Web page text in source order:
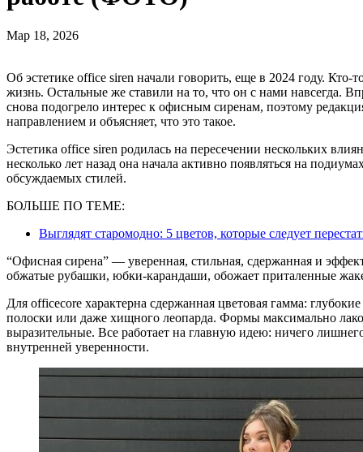
Мар 18, 2026
Об эстетике office siren начали говорить, еще в 2024 году. Кто-то предсказывал этому модному тренду недолгую
жизнь. Остальные же ставили на то, что он с нами навсегда.
снова подогрело интерес к офисным сиренам, поэтому
направлением и объясняет, что это такое.
Эстетика office siren родилась на пересечении нескольких
несколько лет назад она начала активно появляться на
обсуждаемых стилей.
БОЛЬШЕ ПО ТЕМЕ:
Выглядят старомодно: 5 цветов, которые следует
“Офисная сирена” — уверенная, стильная, сдержанная и
обжатые рубашки, юбки-карандаши, обожает приталенные
Для officecore характерна сдержанная цветовая гамма:
полоски или даже хищного леопарда. Формы максимально
выразительные. Все работает на главную идею: ничего
внутренней уверенности.